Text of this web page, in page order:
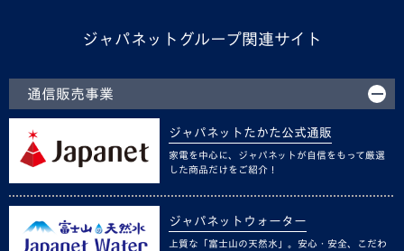
ジャパネットグループ関連サイト
通信販売事業
ジャパネットたかた公式通販
家電を中心に、ジャパネットが自信をもって厳選
した商品だけをご紹介！
ジャパネットウォーター
上質な「富士山の天然水」。安心・安全、こだわ